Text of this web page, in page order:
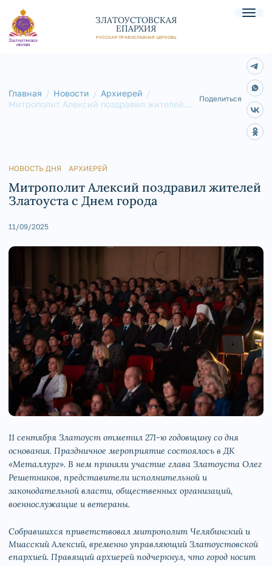
ЗЛАТОУСТОВСКАЯ
ЕПАРХИЯ
РУССКАЯ ПРАВОСЛАВНАЯ ЦЕРКОВЬ
Главная Новости
Архиерей
Митрополит Алексий поздравил жителей
Златоуста с Днем города
Поделиться
НОВОСТЬ ДНЯ АРХИЕРЕЙ
Митрополит Алексий поздравил жителей
Златоуста с Днем города
11/09/2025
11 сентября Златоуст отметил 271-ю годовщину со дня
основания. Праздничное мероприятие состоялось в ДК
«Металлург». В нем приняли участие глава Златоуста Олег
Решетников, представители исполнительной и
законодательной власти, общественных организаций,
военнослужащие и ветераны.
Собравшихся приветствовал митрополит Челябинский и
Миасский Алексий, временно управляющий Златоустовской
епархией. Правящий архиерей подчеркнул, что город носит